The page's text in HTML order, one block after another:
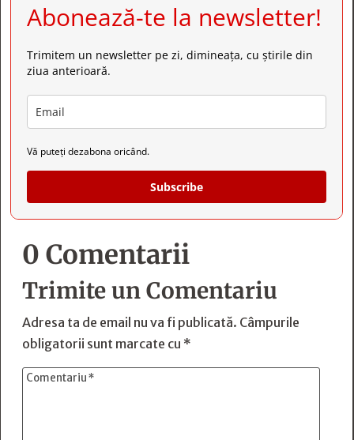
Abonează-te la newsletter!
Trimitem un newsletter pe zi, dimineața, cu știrile din
ziua anterioară.
Vă puteți dezabona oricând.
Subscribe
0 Comentarii
Trimite un Comentariu
Adresa ta de email nu va fi publicată. Câmpurile
obligatorii sunt marcate cu *